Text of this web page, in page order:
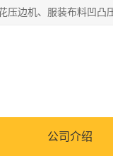
公司介绍